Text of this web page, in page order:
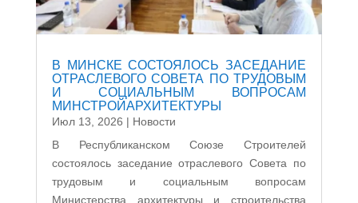
В МИНСКЕ СОСТОЯЛОСЬ ЗАСЕДАНИЕ
ОТРАСЛЕВОГО СОВЕТА ПО ТРУДОВЫМ
И СОЦИАЛЬНЫМ ВОПРОСАМ
МИНСТРОЙАРХИТЕКТУРЫ
Июл 13, 2026 | Новости
В Республиканском Союзе Строителей
состоялось заседание отраслевого Совета по
трудовым и социальным вопросам
Министерства архитектуры и строительства